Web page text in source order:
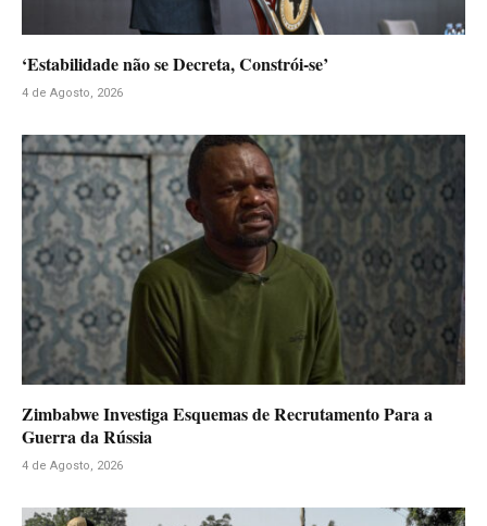
‘Estabilidade não se Decreta, Constrói-se’
4 de Agosto, 2026
Zimbabwe Investiga Esquemas de Recrutamento Para a
Guerra da Rússia
4 de Agosto, 2026